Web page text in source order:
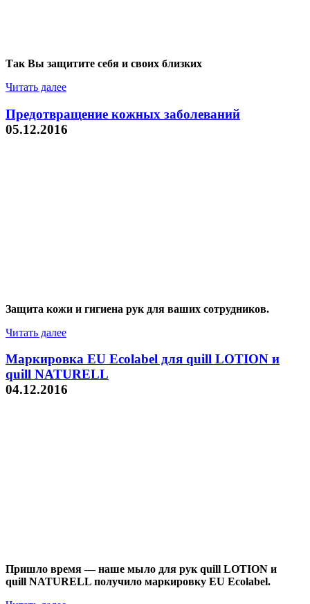
Так Вы защитите себя и своих близких
Читать далее
Предотвращение кожных заболеваний
05.12.2016
Защита кожи и гигиена рук для ваших сотрудников.
Читать далее
Маркировка EU Ecolabel для quill LOTION и
quill NATURELL
04.12.2016
Пришло время — наше мыло для рук quill LOTION и
quill NATURELL получило маркировку EU Ecolabel.